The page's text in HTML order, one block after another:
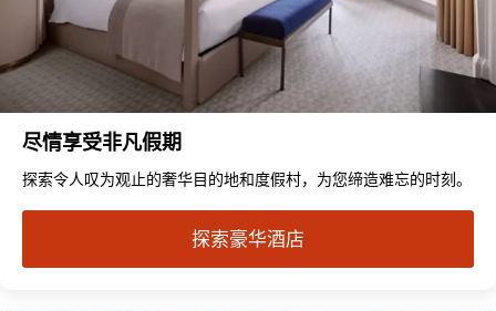
尽情享受非凡假期
探索令人叹为观止的奢华目的地和度假村，为您缔造难忘的时刻。
探索豪华酒店